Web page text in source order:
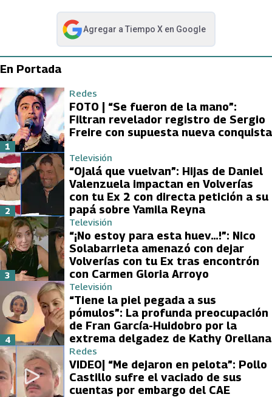
Agregar a Tiempo Xen Google
abre en nueva pestaña
En Portada
Redes
FOTO | “Se fueron de la mano”:
Filtran revelador registro de Sergio
Freire con supuesta nueva conquista
1
Televisión
“Ojalá que vuelvan”: Hijas de Daniel
Valenzuela impactan en Volverías
con tu Ex 2 con directa petición a su
papá sobre Yamila Reyna
2
Televisión
“¡No estoy para esta huev…!”: Nico
Solabarrieta amenazó con dejar
Volverías con tu Ex tras encontrón
con Carmen Gloria Arroyo
3
Televisión
“Tiene la piel pegada a sus
pómulos”: La profunda preocupación
de Fran García-Huidobro por la
extrema delgadez de Kathy Orellana
4
Redes
VIDEO| “Me dejaron en pelota”: Pollo
Castillo sufre el vaciado de sus
cuentas por embargo del CAE